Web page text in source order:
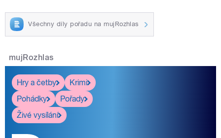
Všechny díly pořadu na mujRozhlas
mujRozhlas
Hry a četby
Krimi
Pohádky
Pořady
Živé vysílání